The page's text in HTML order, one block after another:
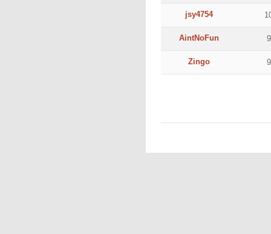
jsy4754
AintNoFun
Zingo